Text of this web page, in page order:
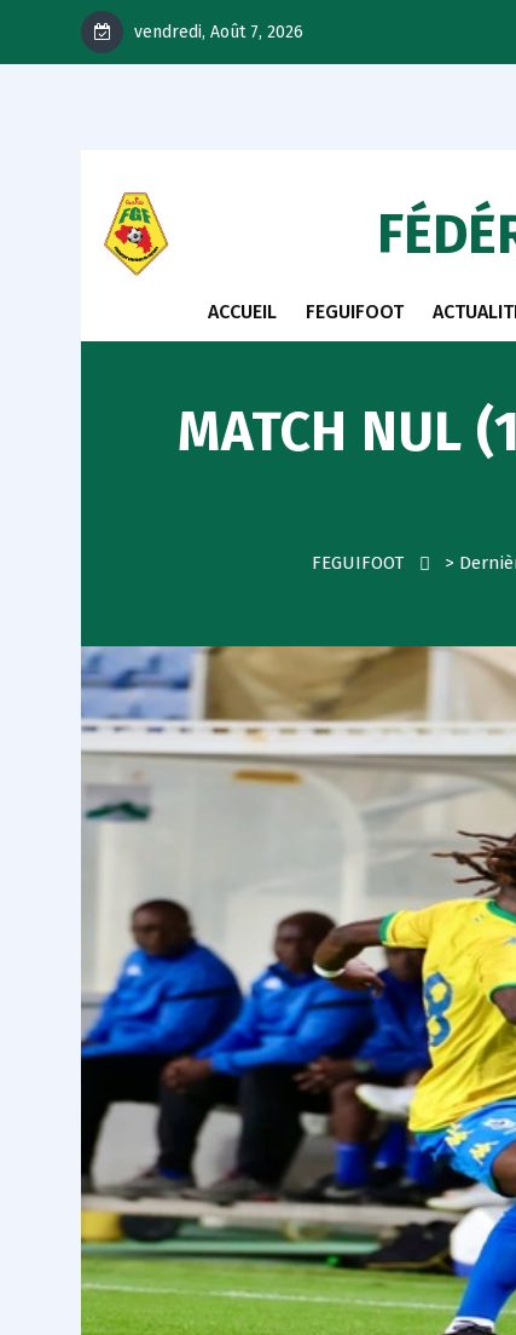
vendredi, Août 7, 2026
ACCUEIL FEGUIFOOT
MATCH NUL
FEGUIFOOT >